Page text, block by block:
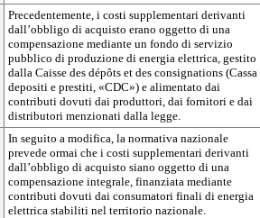
Precedentemente, i costi supplementari derivanti
dall’obbligo di acquisto erano oggetto di una
compensazione mediante un fondo di servizio
pubblico di produzione di energia elettrica, gestito
dalla Caisse des dépôts et des consignations (Cassa
depositi e prestiti, «CDC») e alimentato dai
contributi dovuti dai produttori, dai fornitori e dai
distributori menzionati dalla legge.
In seguito a modifica, la normativa nazionale
prevede ormai che i costi supplementari derivanti
dall’obbligo di acquisto siano oggetto di una
compensazione integrale, finanziata mediante
contributi dovuti dai consumatori finali di energia
elettrica stabiliti nel territorio nazionale.